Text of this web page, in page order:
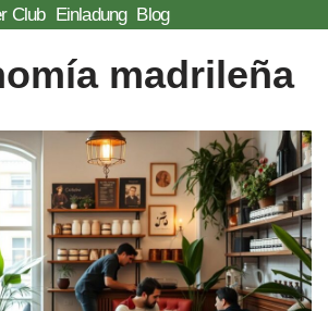
Club Einladung Blog
madrileña